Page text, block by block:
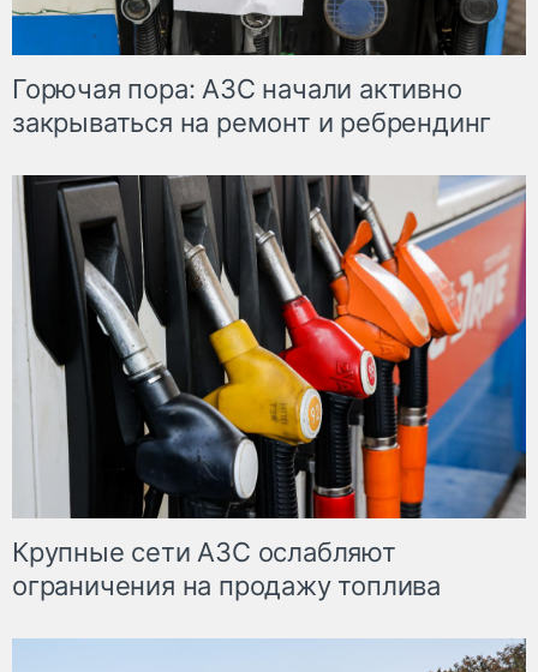
Горючая пора: АЗС начали активно
закрываться на ремонт и ребрендинг
Крупные сети АЗС ослабляют
ограничения на продажу топлива